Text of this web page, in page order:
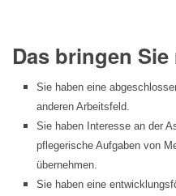
Das bringen Sie
Sie haben eine
anderen Arbeitsfeld.
Sie haben Interesse an der
pflegerische Aufgaben von
übernehmen.
Sie haben eine